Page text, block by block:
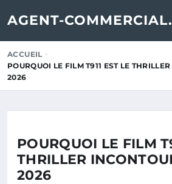
AGENT-
ACCUEIL
POURQUOI LE FILM T911 EST LE
2026
POURQUOI LE FILM
THRILLER
2026